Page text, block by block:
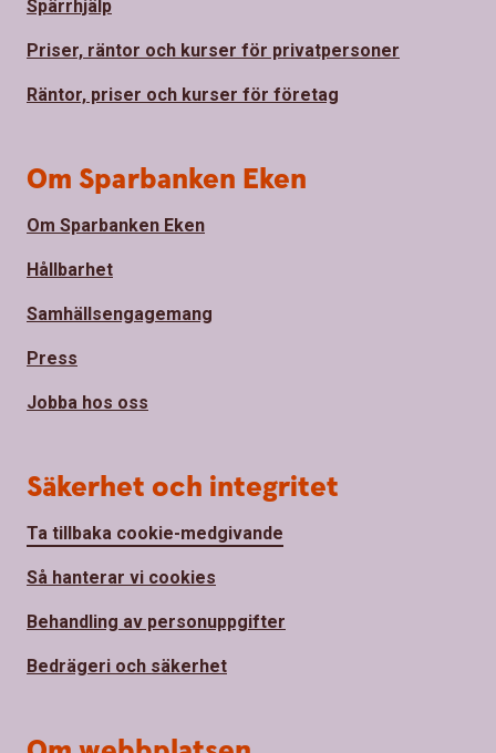
Spärrhjälp
Priser, räntor och kurser för privatpersoner
Räntor, priser och kurser för företag
Om Sparbanken Eken
Om Sparbanken Eken
Hållbarhet
Samhällsengagemang
Press
Jobba hos oss
Säkerhet och integritet
Ta tillbaka cookie-medgivande
Så hanterar vi cookies
Behandling av personuppgifter
Bedrägeri och säkerhet